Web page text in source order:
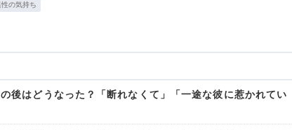
性の気持ち
後はどうなった？「断れなくて」「一途な彼に惹かれてい